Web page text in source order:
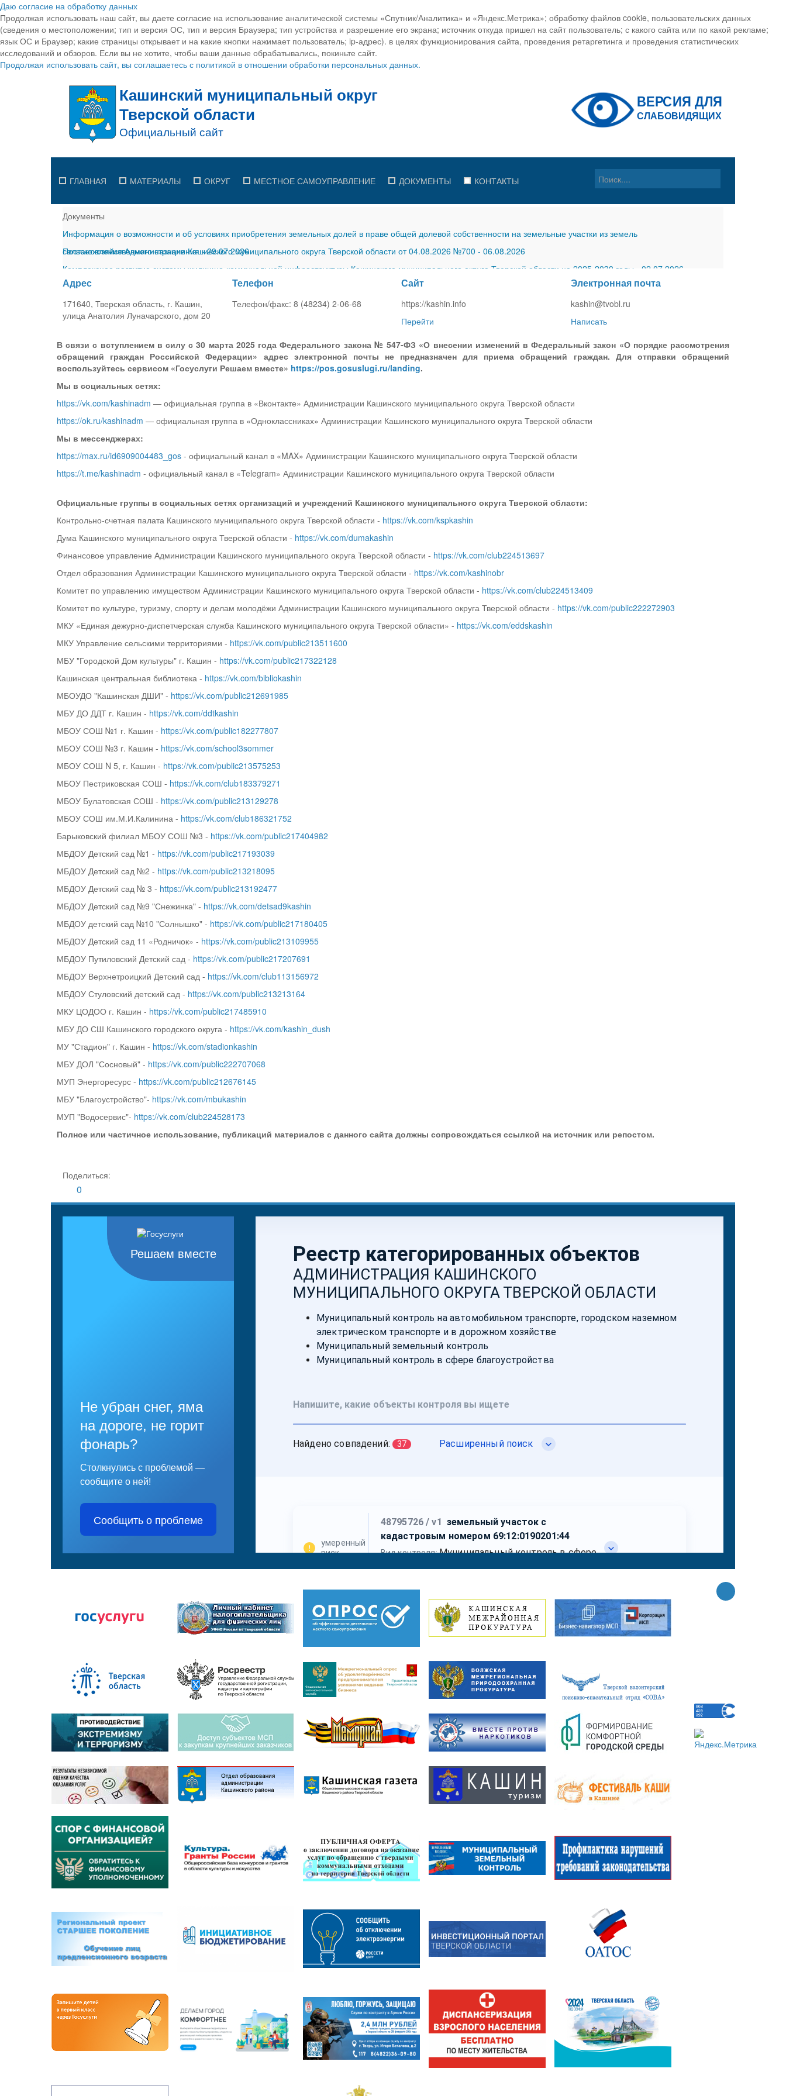
Даю согласие на обработку данных
Продолжая использовать наш сайт, вы даете согласие на использование аналитической системы «Спутник/Аналитика» и «Яндекс.Метрика»; обработку файлов cookie, пользовательских данных
(сведения о местоположении; тип и версия ОС, тип и версия Браузера; тип устройства и разрешение его экрана; источник откуда пришел на сайт пользователь; с какого сайта или по какой рекламе;
язык ОС и Браузер; какие страницы открывает и на какие кнопки нажимает пользователь; ip-адрес). в целях функционирования сайта, проведения ретаргетинга и проведения статистических
исследований и обзоров. Если вы не хотите, чтобы ваши данные обрабатывались, покиньте сайт.
Продолжая использовать сайт, вы соглашаетесь с политикой в отношении обработки персональных данных.
ГЛАВНАЯ МАТЕРИАЛЫ ОКРУГ МЕСТНОЕ САМОУПРАВЛЕНИЕ ДОКУМЕНТЫ КОНТАКТЫ
Документы
Информация о возможности и об условиях приобретения земельных долей в праве общей долевой собственности на земельные участки из земель
сельскохозяйственного назначения-29.07.2026
Постановление Администрации Кашинского муниципального округа Тверской области от 04.08.2026 №700 - 06.08.2026
Комплексное развитие системы жилищно-коммунальной инфраструктуры Кашинского муниципального округа Тверской области на 2025-2030 годы
02.07.2026
Правила землепользования и застройки Верхнетроицкого сельского поселения Кашинского района (с изменениями)
Приказ Финансового управления Администрации Кашинского муниципального округа Тверской области от 26.06.2026 №27
30.06.2026
Адрес
171640, Тверская область, г. Кашин,
улица Анатолия Луначарского, дом 20
Телефон
Телефон/факс: 8 (48234) 2-06-68
Сайт
https://kashin.info
Перейти
Электронная почта
kashin@tvobl.ru
Написать
В связи с вступлением в силу с 30 марта 2025 года Федерального закона № 547-ФЗ «О внесении изменений в Федеральный закон «О порядке рассмотрения
обращений граждан Российской Федерации» адрес электронной почты не предназначен для приема обращений граждан. Для отправки обращений
воспользуйтесь сервисом «Госуслуги Решаем вместе» https://pos.gosuslugi.ru/landing.
Мы в социальных сетях:
https://vk.com/kashinadm — официальная группа в «Вконтакте» Администрации Кашинского муниципального округа Тверской области
https://ok.ru/kashinadm — официальная группа в «Одноклассниках» Администрации Кашинского муниципального округа Тверской области
Мы в мессенджерах:
https://max.ru/id6909004483_gos - официальный канал в «MAX» Администрации Кашинского муниципального округа Тверской области
https://t.me/kashinadm - официальный канал в «Telegram» Администрации Кашинского муниципального округа Тверской области
Официальные группы в социальных сетях организаций и учреждений Кашинского муниципального округа Тверской области:
Контрольно-счетная палата Кашинского муниципального округа Тверской области - https://vk.com/kspkashin
Дума Кашинского муниципального округа Тверской области - https://vk.com/dumakashin
Финансовое управление Администрации Кашинского муниципального округа Тверской области - https://vk.com/club224513697
Отдел образования Администрации Кашинского муниципального округа Тверской области - https://vk.com/kashinobr
Комитет по управлению имуществом Администрации Кашинского муниципального округа Тверской области - https://vk.com/club224513409
Комитет по культуре, туризму, спорту и делам молодёжи Администрации Кашинского муниципального округа Тверской области - https://vk.com/public222272903
МКУ «Единая дежурно-диспетчерская служба Кашинского муниципального округа Тверской области» - https://vk.com/eddskashin
МКУ Управление сельскими территориями - https://vk.com/public213511600
МБУ "Городской Дом культуры" г. Кашин - https://vk.com/public217322128
Кашинская центральная библиотека - https://vk.com/bibliokashin
МБОУДО "Кашинская ДШИ" - https://vk.com/public212691985
МБУ ДО ДДТ г. Кашин - https://vk.com/ddtkashin
МБОУ СОШ №1 г. Кашин - https://vk.com/public182277807
МБОУ СОШ №3 г. Кашин - https://vk.com/school3sommer
МБОУ СОШ N 5, г. Кашин - https://vk.com/public213575253
МБОУ Пестриковская СОШ - https://vk.com/club183379271
МБОУ Булатовская СОШ - https://vk.com/public213129278
МБОУ СОШ им.М.И.Калинина - https://vk.com/club186321752
Барыковский филиал МБОУ СОШ №3 - https://vk.com/public217404982
МБДОУ Детский сад №1 - https://vk.com/public217193039
МБДОУ Детский сад №2 - https://vk.com/public213218095
МБДОУ Детский сад № 3 - https://vk.com/public213192477
МБДОУ Детский сад №9 "Снежинка" - https://vk.com/detsad9kashin
МБДОУ детский сад №10 "Солнышко" - https://vk.com/public217180405
МБДОУ Детский сад 11 «Родничок» - https://vk.com/public213109955
МБДОУ Путиловский Детский сад - https://vk.com/public217207691
МБДОУ Верхнетроицкий Детский сад - https://vk.com/club113156972
МБДОУ Стуловский детский сад - https://vk.com/public213213164
МКУ ЦОДОО г. Кашин - https://vk.com/public217485910
МБУ ДО СШ Кашинского городского округа - https://vk.com/kashin_dush
МУ "Стадион" г. Кашин - https://vk.com/stadionkashin
МБУ ДОЛ "Сосновый" - https://vk.com/public222707068
МУП Энергоресурс - https://vk.com/public212676145
МБУ "Благоустройство"- https://vk.com/mbukashin
МУП "Водосервис"- https://vk.com/club224528173
Полное или частичное использование, публикаций материалов с данного сайта должны сопровождаться ссылкой на источник или репостом.
Поделиться:
0
Решаем вместе
Не убран снег, яма
на дороге, не горит
фонарь?
Столкнулись с проблемой —
сообщите о ней!
Сообщить о проблеме